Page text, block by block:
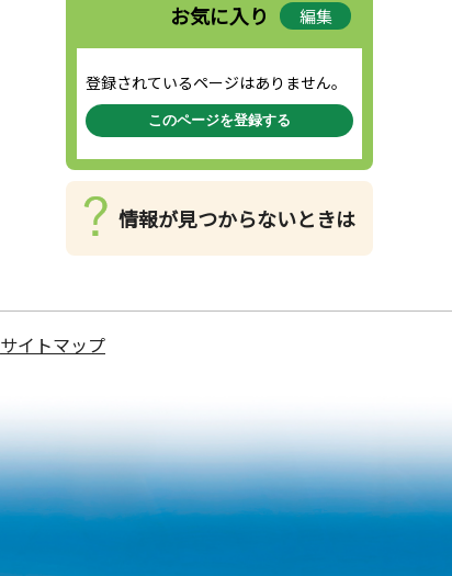
お気に入り 編集
登録されているページはありません。
このページを登録する
情報が見つからないときは
サイトマップ